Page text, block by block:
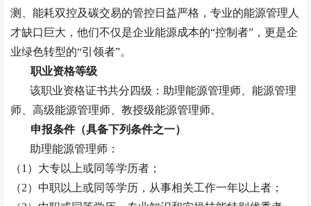
测、能耗双控及碳交易的管控日益严格，专业的能源管理人
才缺口巨大，他们不仅是企业能源成本的“控制者”，更是企
业绿色转型的“引领者”。
职业资格等级
该职业资格证书共分四级： 助理能源管理师、能源管理
师、高级能源管理师、教授级能源管理师。
申报条件（具备下列条件之一）
助理能源管理师：
（1）大专以上或同等学历者；
（2）中职以上或同等学历，从事相关工作一年以上者；